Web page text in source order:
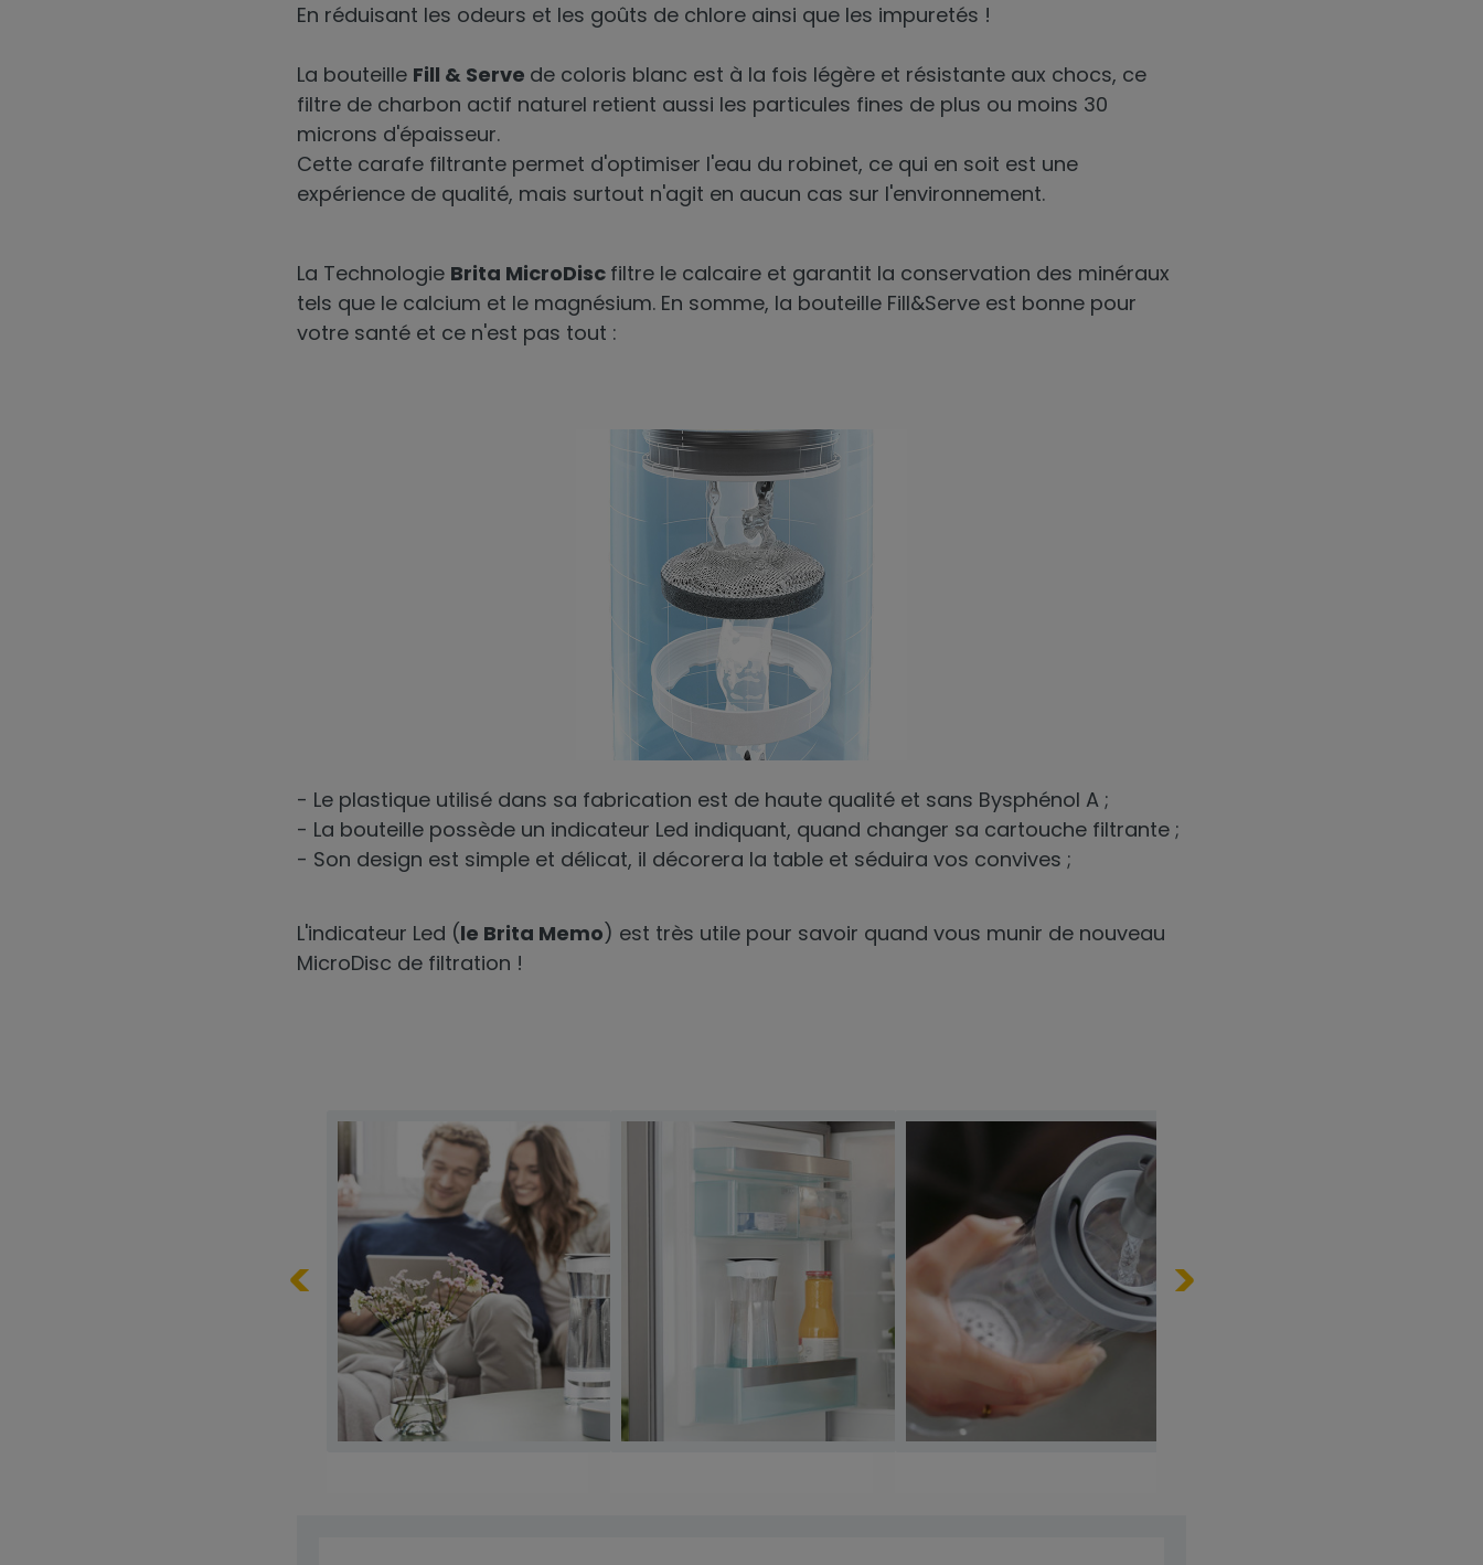
En réduisant les odeurs et les goûts de chlore ainsi que les impuretés !
La bouteille Fill & Serve de coloris blanc est à la fois légère et résistante aux chocs, ce
filtre de charbon actif naturel retient aussi les particules fines de plus ou moins 30
microns d'épaisseur.
Cette carafe filtrantepermet d'optimiser l'eau du robinet, ce qui en soit est une
expérience de qualité, mais surtout n'agit en aucun cas sur l'environnement.
La Technologie Brita MicroDisc filtre le calcaire et garantit la conservation des minéraux
tels que le calcium et le magnésium. En somme, la bouteille Fill&Serve est bonne pour
votre santé et ce n'est pas tout :
- Le plastique utilisé dans sa fabrication est de haute qualité et sans Bysphénol A ;
- La bouteille possède un indicateur Led indiquant, quand changer sa cartouche filtrante ;
- Son design est simple et délicat, il décorera la table et séduira vos convives ;
L'indicateur Led (le Brita Memo) est très utile pour savoir quand vous munir de nouveau
MicroDisc de filtration !